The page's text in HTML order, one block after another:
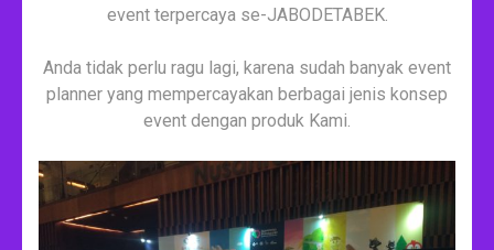
event terpercaya se-JABODETABEK.
Anda tidak perlu ragu lagi, karena sudah banyak event
planner yang mempercayakan berbagai jenis konsep
event dengan produk Kami.